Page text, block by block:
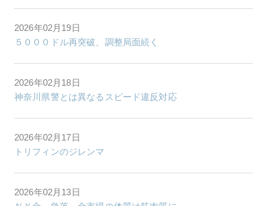
2026年02月19日
５０００ドル再突破、調整局面続く
2026年02月18日
神奈川県警とは異なるスピード違反対応
2026年02月17日
トリフィンのジレンマ
2026年02月13日